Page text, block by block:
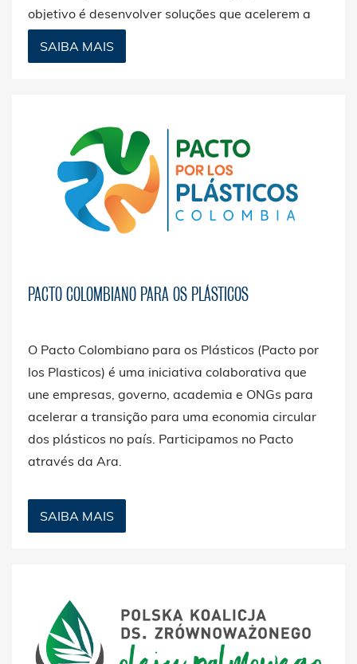
objetivo é desenvolver soluções que acelerem a
transição para uma economia circular dos
plásticos em Portugal.
SAIBA MAIS
PACTO COLOMBIANO PARA OS PLÁSTICOS
O Pacto Colombiano para os Plásticos (Pacto por
los Plasticos) é uma iniciativa colaborativa que
une empresas, governo, academia e ONGs para
acelerar a transição para uma economia circular
dos plásticos no país. Participamos no Pacto
através da Ara.
SAIBA MAIS